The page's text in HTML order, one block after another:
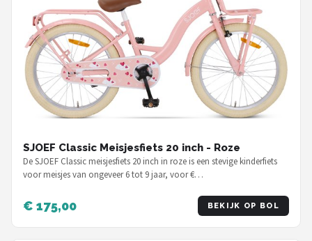
SJOEF Classic Meisjesfiets 20 inch - Roze
De SJOEF Classic meisjesfiets 20 inch in roze is een stevige kinderfiets
voor meisjes van ongeveer 6 tot 9 jaar, voor €…
€ 175,00 BEKIJK OP BOL